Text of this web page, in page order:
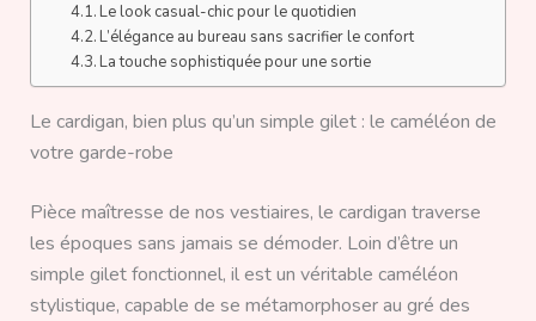
Le look casual-chic pour le quotidien
L’élégance au bureau sans sacrifier le confort
La touche sophistiquée pour une sortie
Le cardigan, bien plus qu’un simple gilet : le caméléon de
votre garde-robe
Pièce maîtresse de nos vestiaires, le cardigan traverse
les époques sans jamais se démoder. Loin d’être un
simple gilet fonctionnel, il est un véritable caméléon
stylistique, capable de se métamorphoser au gré des